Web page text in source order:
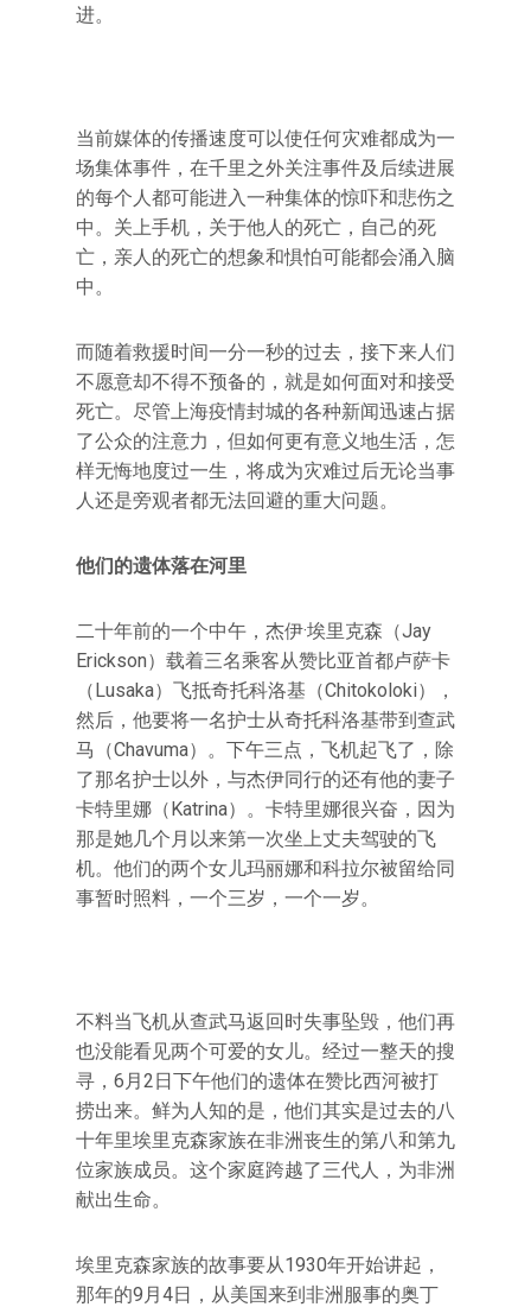
进。
当前媒体的传播速度可以使任何灾难都成为一
场集体事件，在千里之外关注事件及后续进展
的每个人都可能进入一种集体的惊吓和悲伤之
中。关上手机，关于他人的死亡，自己的死
亡，亲人的死亡的想象和惧怕可能都会涌入脑
中。
而随着救援时间一分一秒的过去，接下来人们
不愿意却不得不预备的，就是如何面对和接受
死亡。尽管上海疫情封城的各种新闻迅速占据
了公众的注意力，但如何更有意义地生活，怎
样无悔地度过一生，将成为灾难过后无论当事
人还是旁观者都无法回避的重大问题。
他们的遗体落在河里
二十年前的一个中午，杰伊·埃里克森（Jay
Erickson）载着三名乘客从赞比亚首都卢萨卡
（Lusaka）飞抵奇托科洛基（Chitokoloki），
然后，他要将一名护士从奇托科洛基带到查武
马（Chavuma）。下午三点，飞机起飞了，除
了那名护士以外，与杰伊同行的还有他的妻子
卡特里娜（Katrina）。卡特里娜很兴奋，因为
那是她几个月以来第一次坐上丈夫驾驶的飞
机。他们的两个女儿玛丽娜和科拉尔被留给同
事暂时照料，一个三岁，一个一岁。
不料当飞机从查武马返回时失事坠毁，他们再
也没能看见两个可爱的女儿。经过一整天的搜
寻，6月2日下午他们的遗体在赞比西河被打
捞出来。鲜为人知的是，他们其实是过去的八
十年里埃里克森家族在非洲丧生的第八和第九
位家族成员。这个家庭跨越了三代人，为非洲
献出生命。
埃里克森家族的故事要从1930年开始讲起，
那年的9月4日，从美国来到非洲服事的奥丁